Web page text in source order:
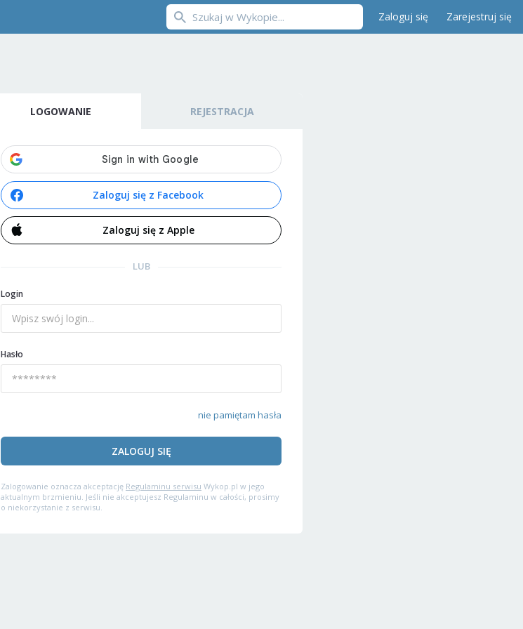
Zaloguj się Zarejestruj się
LOGOWANIE REJESTRACJA
Zaloguj się z Facebook
Zaloguj się z Apple
LUB
Login
Hasło
nie pamiętam hasła
ZALOGUJ SIĘ
Zalogowanie oznacza akceptację Regulaminu serwisu Wykop.pl w jego
aktualnym brzmieniu. Jeśli nie akceptujesz Regulaminu w całości, prosimy
o niekorzystanie z serwisu.